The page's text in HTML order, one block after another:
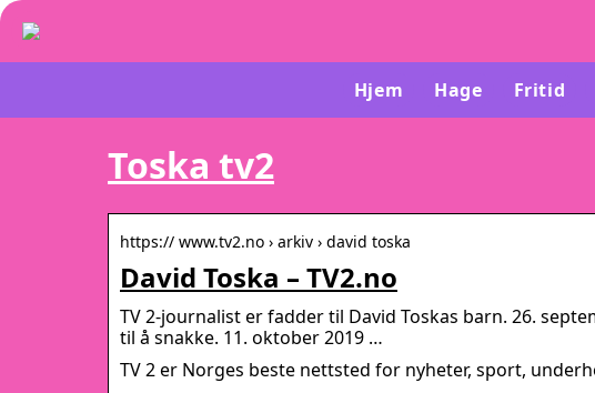
Hjem Hage Fritid
Toska tv2
https:// www.tv2.no › arkiv › david toska
David Toska – TV2.no
TV 2-journalist er fadder til David Toskas barn. 26.
til å snakke. 11. oktober 2019 …
TV 2 er Norges beste nettsted for nyheter, sport,